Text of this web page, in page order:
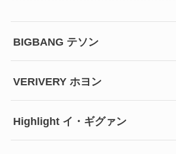
BIGBANG テソン
VERIVERY ホヨン
Highlight イ・ギグァン